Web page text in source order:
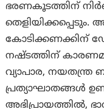
ഭരണകൂടത്തിന്
കോടിക്കണക്കിന്
നഷ്ടത്തിന്
വ്യാപാര,
പ്രത്യാഘാതങ്ങൾ
അഭിപ്രായത്തിൽ,